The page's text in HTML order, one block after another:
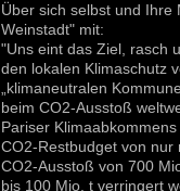
Über sich selbst und Ihre
Weinstadt" mit:
"Uns eint das Ziel, rasch
den lokalen Klimaschutz
„klimaneutralen
beim CO2-Ausstoß
Pariser
CO2-Restbudget von
CO2-Ausstoß von 700
bis 100 Mio. t verringert